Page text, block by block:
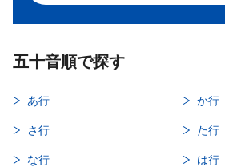
五十音順で探す
あ行 か行
さ行 た行
な行 は行